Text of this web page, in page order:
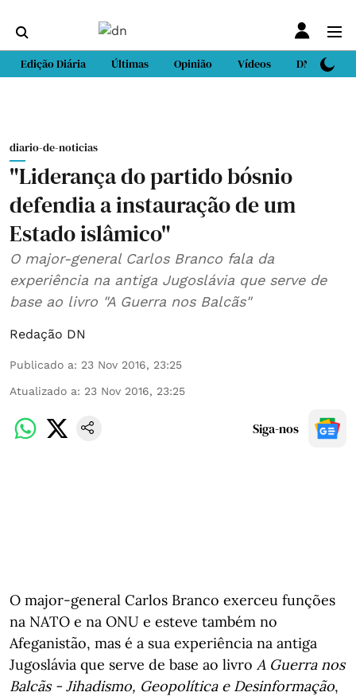
Edição Diária Últimas Opinião Vídeos DN Sport
diario-de-noticias
"Liderança do partido bósnio
defendia a instauração de um
Estado islâmico"
O major-general Carlos Branco fala da
experiência na antiga Jugoslávia que serve de
base ao livro "A Guerra nos Balcãs"
Redação DN
Publicado a: 23 Nov 2016, 23:25
Atualizado a: 23 Nov 2016, 23:25
Siga-nos
O major-general Carlos Branco exerceu funções
na NATO e na ONU e esteve também no
Afeganistão, mas é a sua experiência na antiga
Jugoslávia que serve de base ao livro A Guerra nos
Balcãs - Jihadismo, Geopolítica e Desinformação,